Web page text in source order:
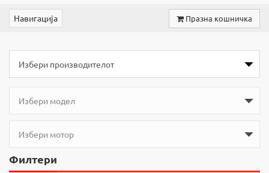
Навигација Празна кошничка
Филтери